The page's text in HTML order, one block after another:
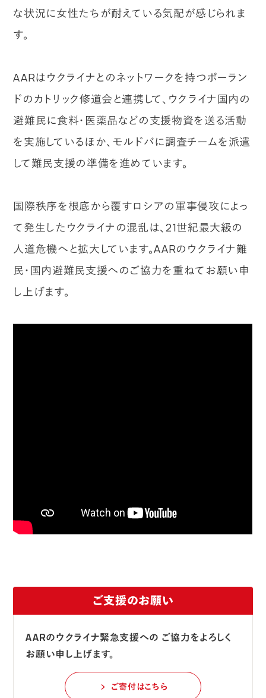
な状況に女性たちが耐えている気配が感じられま
す。
AARはウクライナとのネットワークを持つポーラン
ドのカトリック修道会と連携して、ウクライナ国内の
避難民に食料・医薬品などの支援物資を送る活動
を実施しているほか、モルドバに調査チームを派遣
して難民支援の準備を進めています。
国際秩序を根底から覆すロシアの軍事侵攻によっ
て発生したウクライナの混乱は、21世紀最大級の
人道危機へと拡大しています。AARのウクライナ難
民・国内避難民支援へのご協力を重ねてお願い申
し上げます。
ご支援のお願い
AARのウクライナ緊急支援への ご協力をよろしく
お願い申し上げます。
ご寄付はこちら